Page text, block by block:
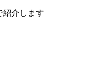
紹介します